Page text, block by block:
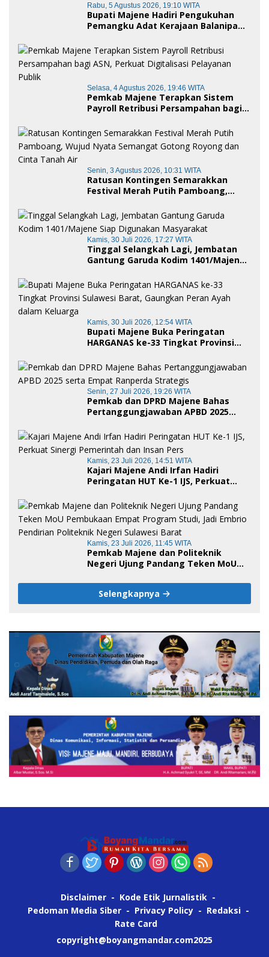
Rabu, 5 Agustus 2026, 19:10 WITA
Bupati Majene Hadiri Pengukuhan
Pemangku Adat Kerajaan Balanipa
Kehormatan Adat
Selasa, 4 Agustus 2026, 19:46 WITA
Pemkab Majene Terapkan Sistem
Payroll Retribusi Persampahan bagi
Publik
Senin, 3 Agustus 2026, 10:31 WITA
Ratusan Kontingen Semarakkan
Festival Merah Putih Pamboang,
Royong dan Cinta Tanah Air
Kamis, 30 Juli 2026, 17:27 WITA
Tinggal Selangkah Lagi, Jembatan
Gantung Garuda Kodim 1401/Majene
Kamis, 30 Juli 2026, 12:54 WITA
Bupati Majene Buka Peringatan
HARGANAS ke-33 Tingkat Provinsi
Ayah dalam Keluarga
Senin, 27 Juli 2026, 19:26 WITA
Pemkab dan DPRD Majene Bahas
Pertanggungjawaban APBD 2025
Kamis, 23 Juli 2026, 14:51 WITA
Kajari Majene Andi Irfan Hadiri
Peringatan HUT Ke-1 IJS, Perkuat
Kamis, 23 Juli 2026, 11:45 WITA
Pemkab Majene dan Politeknik
Negeri Ujung Pandang Teken MoU
Jadi Embrio Pendirian Politeknik
Negeri Sulawesi Barat
Selengkapnya
Disclaimer
Kode Etik Jurnalistik
Pedoman Media Siber
Privacy Policy
Redaksi
Rate Card
copyright@boyangmandar.com2025